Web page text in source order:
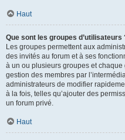
Haut
Que sont les groupes d’utilisateurs
Les groupes permettent aux
des invités au forum et à ses
à un ou plusieurs groupes et
gestion des membres par
administrateurs de modifier
à la fois, telles qu’ajouter des
un forum privé.
Haut